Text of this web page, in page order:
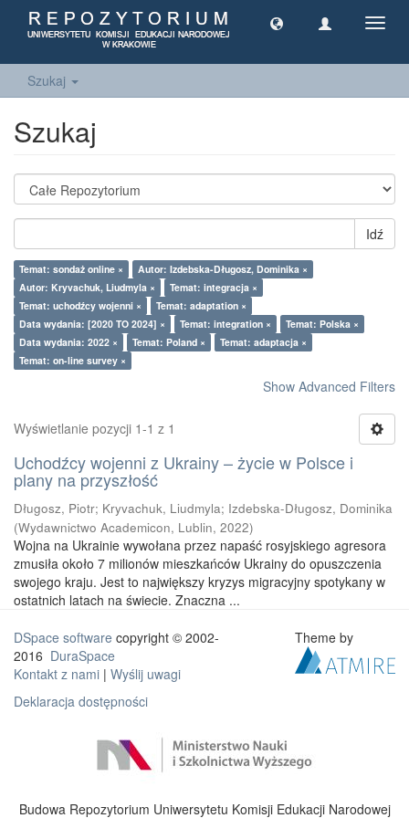
Szukaj
Szukaj
Idź
Temat: sondaż online ×
Autor: Izdebska-Długosz, Dominika ×
Autor: Kryvachuk, Liudmyla ×
Temat: integracja ×
Temat: uchodźcy wojenni ×
Temat: adaptation ×
Data wydania: [2020 TO 2024] ×
Temat: integration ×
Temat: Polska ×
Data wydania: 2022 ×
Temat: Poland ×
Temat: adaptacja ×
Temat: on-line survey ×
Show Advanced Filters
Wyświetlanie pozycji 1-1 z 1
Uchodźcy wojenni z Ukrainy – życie w Polsce i
plany na przyszłość
Długosz, Piotr; Kryvachuk, Liudmyla; Izdebska-Długosz, Dominika
(Wydawnictwo Academicon, Lublin, 2022)
Wojna na Ukrainie wywołana przez napaść rosyjskiego agresora
zmusiła około 7 milionów mieszkańców Ukrainy do opuszczenia
swojego kraju. Jest to największy kryzys migracyjny spotykany w
ostatnich latach na świecie. Znaczna ...
DSpace software copyright © 2002-
2016 DuraSpace
Kontakt z nami | Wyślij uwagi
Deklaracja dostępności
Theme by
Budowa Repozytorium Uniwersytetu Komisji Edukacji Narodowej